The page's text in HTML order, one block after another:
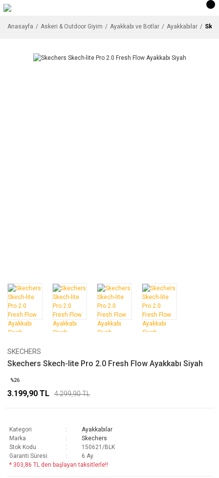
Anasayfa Askeri & Outdoor Giyim Ayakkabı ve Botlar Ayakkabılar
SKECHERS
Skechers Skech-lite Pro 2.0 Fresh Flow Ayakkabı Siyah
%26
3.199,90 TL 4.299,90 TL
Kategori
Ayakkabılar
Marka
Skechers
Stok Kodu
150621/BLK
Garanti Süresi
6 Ay
* 303,86 TL den başlayan taksitlerle!!